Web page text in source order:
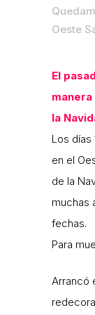
Oeste
El
la
Los días
en el
de la
muchas
fechas.
Para
Arrancó